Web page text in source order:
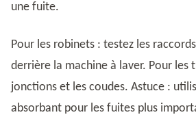
une fuite.
Pour les robinets : testez les
derrière la machine à laver. Pour les
jonctions et les coudes. Astuce :
absorbant pour les fuites plus